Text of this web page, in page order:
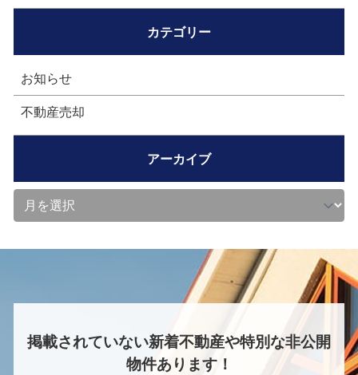
カテゴリー
お知らせ
不動産売却
アーカイブ
掲載されていない新着不動産や特別な非公開
物件あります！